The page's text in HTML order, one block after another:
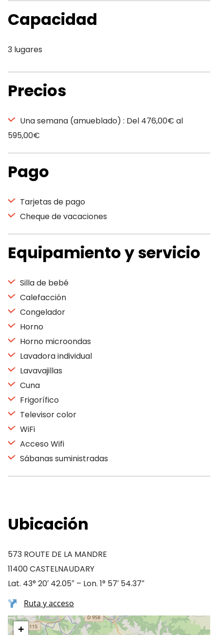
Capacidad
3 lugares
Precios
Una semana (amueblado) : Del 476,00€ al
595,00€
Pago
Tarjetas de pago
Cheque de vacaciones
Equipamiento y servicio
Silla de bebé
Calefacción
Congelador
Horno
Horno microondas
Lavadora individual
Lavavajillas
Cuna
Frigorífico
Televisor color
WiFi
Acceso Wifi
Sábanas suministradas
Ubicación
573 ROUTE DE LA MANDRE
11400 CASTELNAUDARY
Lat. 43° 20′ 42.05″ – Lon. 1° 57′ 54.37″
Ruta y acceso
+